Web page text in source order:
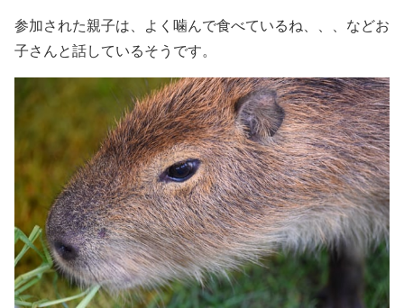
参加された親子は、よく噛んで食べているね、、、などお
子さんと話しているそうです。